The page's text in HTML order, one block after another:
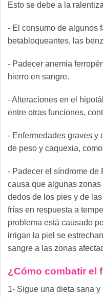
Esto se debe a la
- El consumo de algunos
betabloqueantes, las
- Padecer anemia
hierro en sangre.
- Alteraciones en el
entre otras funciones,
- Enfermedades graves y
de peso y caquexia,
- Padecer el síndrome de
causa que algunas
dedos de los pies y de
frías en respuesta a
problema está causado
irrigan la piel se
sangre a las zonas
¿Cómo combatir el
1- Sigue una dieta sana